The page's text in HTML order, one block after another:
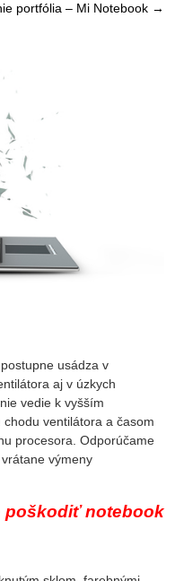
portfólia – Mi Notebook →
usádza v
aj v úzkych
vedie k vyšším
ventilátora a časom
procesora. Odporúčame
výmeny
poškodiť notebook